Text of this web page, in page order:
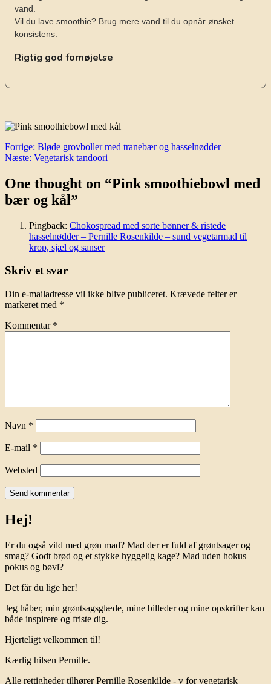
vand.
Vil du lave smoothie? Brug mere vand til du opnår ønsket
konsistens.
Rigtig god fornøjelse
Indlægsnavigation
Forrige: Bløde grovboller med tranebær og hasselnødder
Næste: Vegetarisk tandoori
One thought on “Pink smoothiebowl med
bær og kål”
Pingback: Chokospread med sorte bønner & ristede
hasselnødder – Pernille Rosenkilde – sund vegetarmad til
krop, sjæl og sanser
Skriv et svar
Din e-mailadresse vil ikke blive publiceret. Krævede felter er
markeret med *
Kommentar *
Navn *
E-mail *
Websted
Hej!
Er du også vild med grøn mad? Mad der er fuld af grøntsager og
smag? Godt brød og et stykke hyggelig kage? Mad uden hokus
pokus og bøvl?
Det får du lige her!
Jeg håber, min grøntsagsglæde, mine billeder og mine opskrifter kan
både inspirere og friste dig.
Hjerteligt velkommen til!
Kærlig hilsen Pernille.
Alle rettigheder tilhører Pernille Rosenkilde - v for vegetarisk